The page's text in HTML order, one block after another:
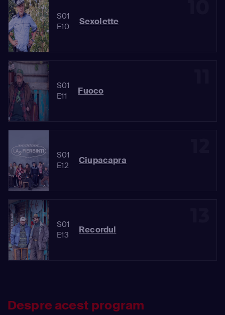
S01
E10
Sexolette
S01
E11
Fuoco
S01
E12
Ciupacapra
S01
E13
Recordul
Despre acest program